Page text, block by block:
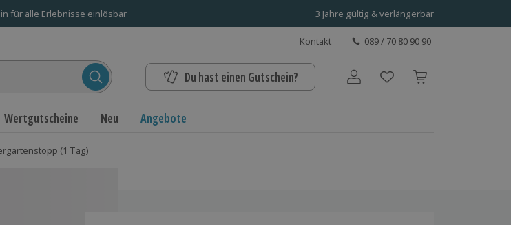
für alle Erlebnisse einlösbar 3 Jahre gültig & verlängerbar
Kontakt 089 / 70 80 90 90
Du hast einen Gutschein? Benutzerkonto
Wertgutscheine Neu Angebote
(1 Tag)